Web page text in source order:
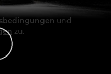
und
zu.